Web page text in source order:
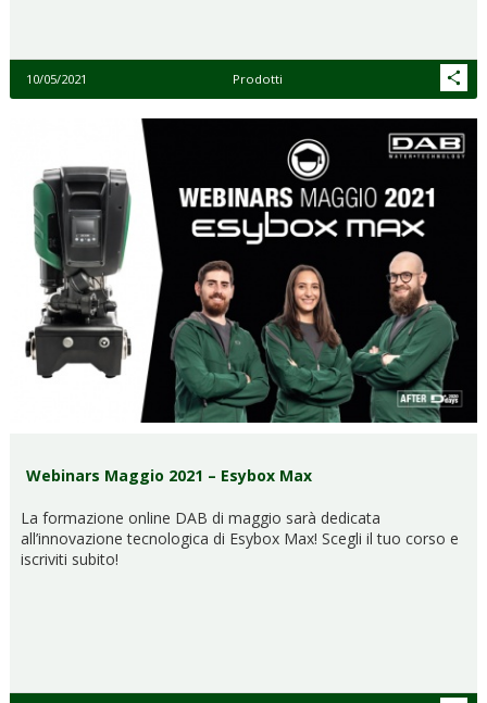
10/05/2021 Prodotti
Webinars Maggio 2021 – Esybox Max
La formazione online DAB di maggio sarà dedicata
all’innovazione tecnologica di Esybox Max! Scegli il tuo corso e
iscriviti subito!